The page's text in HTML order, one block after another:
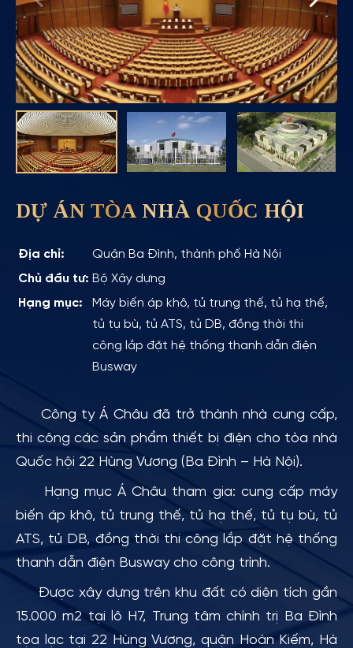
DỰ ÁN TÒA NHÀ QUỐC HỘI
Địa chỉ:
Quận Ba Đình, thành phố Hà Nội
Chủ đầu tư: Bộ Xây dựng
Hạng mục:
Máy biến áp khô, tủ trung thế, tủ hạ thế,
tủ tụ bù, tủ ATS, tủ DB, đồng thời thi
công lắp đặt hệ thống thanh dẫn điện
Busway
Công ty Á Châu đã trở thành nhà cung cấp,
thi công các sản phẩm thiết bị điện cho tòa nhà
Quốc hội 22 Hùng Vương (Ba Đình – Hà Nội).
Hạng mục Á Châu tham gia: cung cấp máy
biến áp khô, tủ trung thế, tủ hạ thế, tủ tụ bù, tủ
ATS, tủ DB, đồng thời thi công lắp đặt hệ thống
thanh dẫn điện Busway cho công trình.
Được xây dựng trên khu đất có diện tích gần
15.000 m2 tại lô H7, Trung tâm chính trị Ba Đình
tọa lạc tại 22 Hùng Vương, quận Hoàn Kiếm, Hà